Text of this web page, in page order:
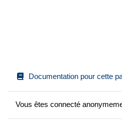
Documentation pour cette
Vous êtes connecté